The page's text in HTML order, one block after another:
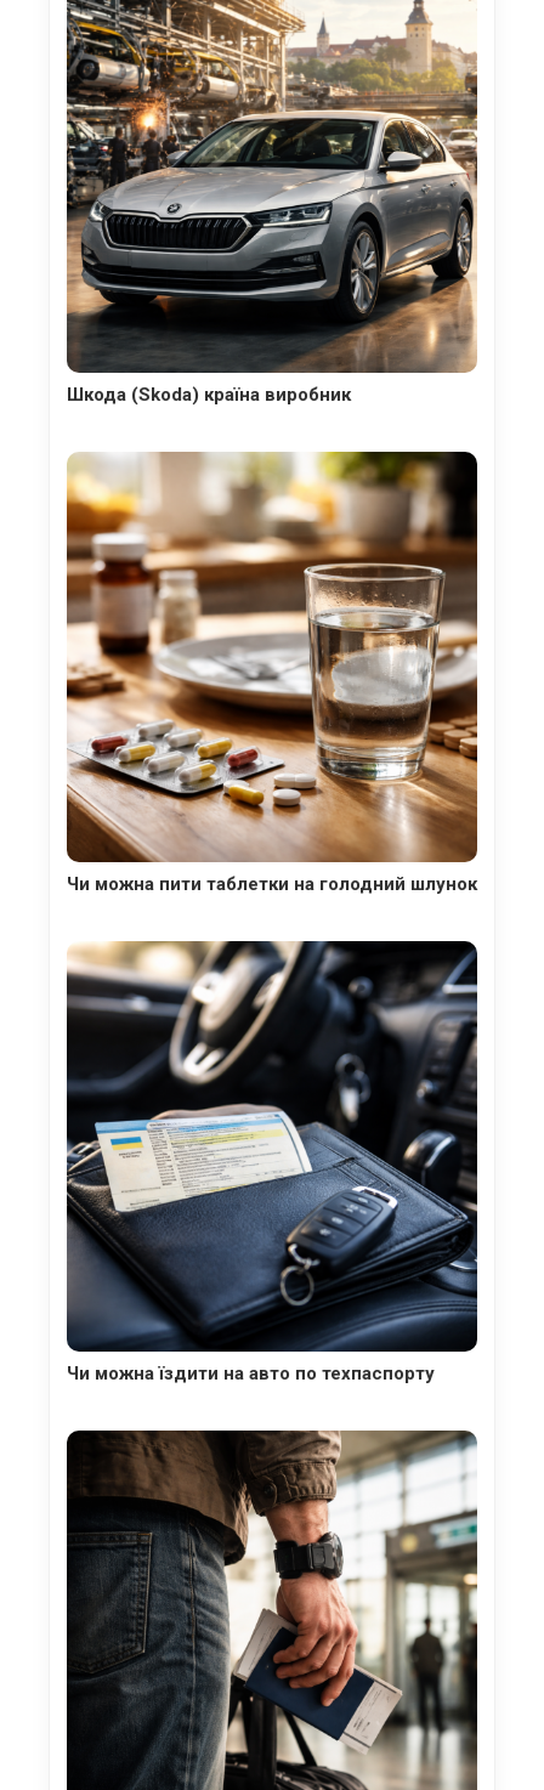
Шкода (Skoda) країна виробник
Чи можна пити таблетки на голодний шлунок
Чи можна їздити на авто по техпаспорту